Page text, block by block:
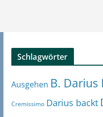
Schlagwörter
Ausgehen B. Darius
Cremissimo Darius backt